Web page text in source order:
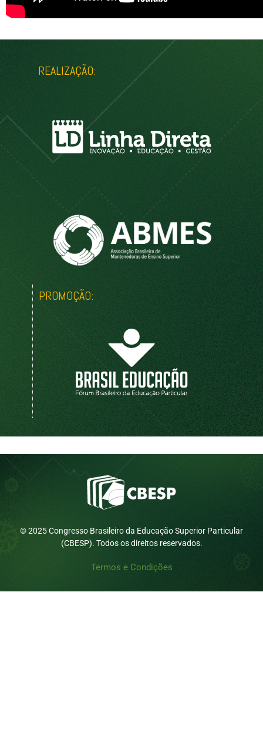
REALIZAÇÃO:
PROMOÇÃO:
© 2025 Congresso Brasileiro da Educação Superior Particular
(CBESP). Todos os direitos reservados.
Termos e Condições